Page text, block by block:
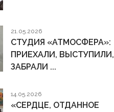
21.05.2026
СТУДИЯ «АТМОСФЕРА»:
ПРИЕХАЛИ, ВЫСТУПИЛИ,
ЗАБРАЛИ ...
14.05.2026
«СЕРДЦЕ, ОТДАННОЕ